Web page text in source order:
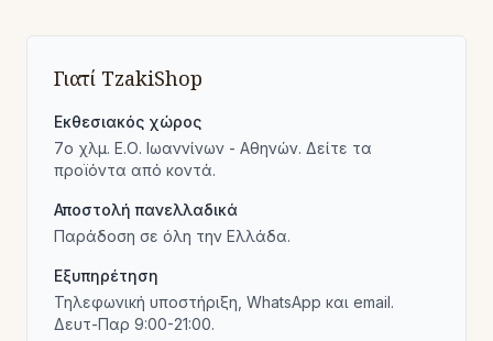
Γιατί TzakiShop
Εκθεσιακός χώρος
7ο χλμ. Ε.Ο. Ιωαννίνων - Αθηνών. Δείτε τα
προϊόντα από κοντά.
Αποστολή πανελλαδικά
Παράδοση σε όλη την Ελλάδα.
Εξυπηρέτηση
Τηλεφωνική υποστήριξη, WhatsApp και email.
Δευτ-Παρ 9:00-21:00.